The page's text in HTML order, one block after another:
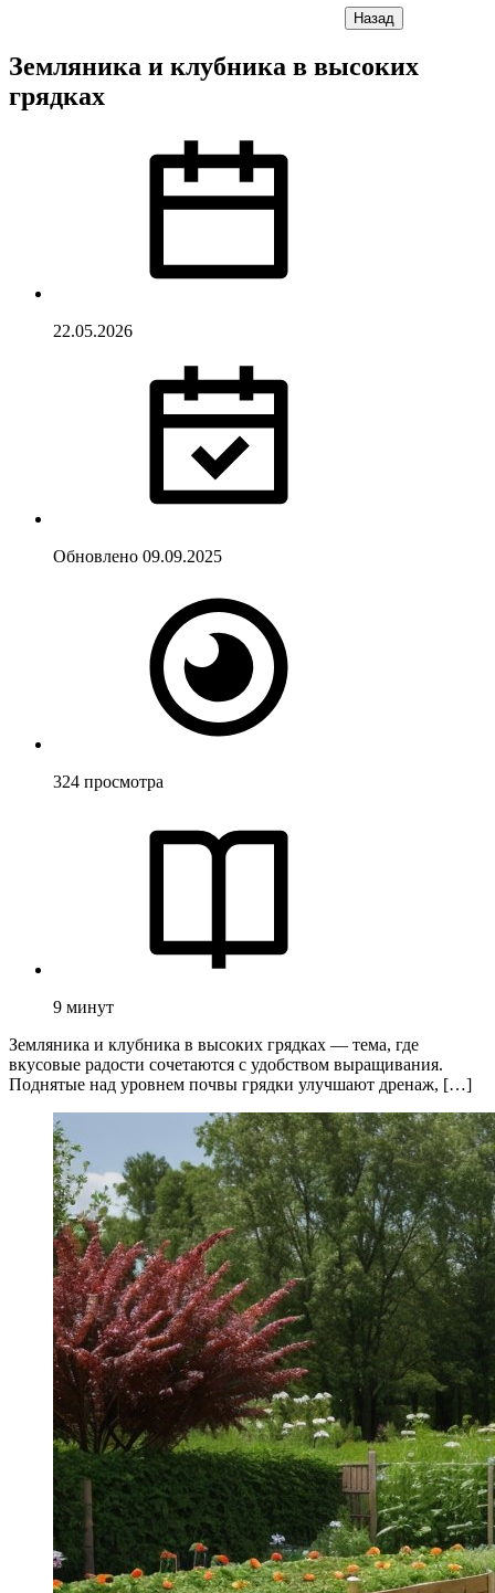
Назад
Земляника и клубника в высоких
грядках
22.05.2026
Обновлено 09.09.2025
324 просмотра
9 минут
Земляника и клубника в высоких грядках — тема, где
вкусовые радости сочетаются с удобством выращивания.
Поднятые над уровнем почвы грядки улучшают дренаж, […]